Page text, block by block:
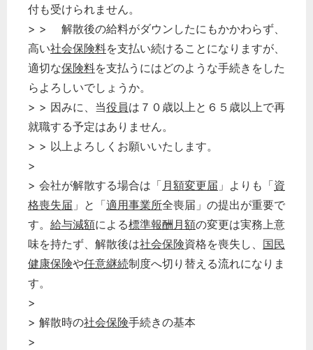
付も受けられません。
> > 解散後の給料がダウンしたにもかかわらず、
高い社会保険料を支払い続けることになりますが、
適切な保険料を支払うにはどのような手続きをした
らよろしいでしょうか。
> > 因みに、当役員は７０歳以上と６５歳以上で再
就職する予定はありません。
> > 以上よろしくお願いいたします。
>
> 会社が解散する場合は「月額変更届 」よりも「資
格喪失届 」と「適用事業所全喪届」の提出が重要で
す。 給与減額による標準報酬月額の変更は実務上意
味を持たず、解散後は社会保険資格を喪失し、 国民
健康保険や任意継続制度へ切り替える流れになりま
す。
>
> 解散時の社会保険手続きの基本
>